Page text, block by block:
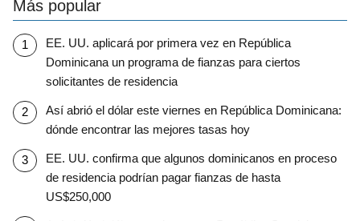
Más popular
EE. UU. aplicará por primera vez en República
Dominicana un programa de fianzas para ciertos
solicitantes de residencia
Así abrió el dólar este viernes en República Dominicana:
dónde encontrar las mejores tasas hoy
EE. UU. confirma que algunos dominicanos en proceso
de residencia podrían pagar fianzas de hasta
US$250,000